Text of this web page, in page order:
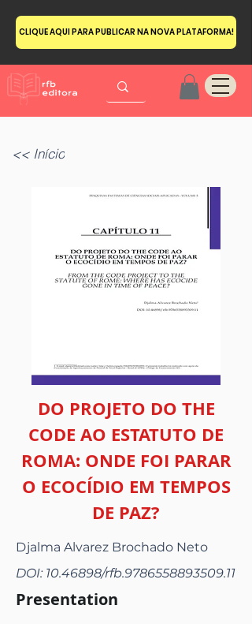
CLIQUE AQUI PARA PUBLICAR NA NOVA PLATAFORMA!
<< Início
DO PROJETO DO THE
CODE AO ESTATUTO DE
ROMA: ONDE FOI PARAR
O ECOCÍDIO EM TEMPOS
DE PAZ?
Djalma Alvarez Brochado Neto
DOI: 10.46898/rfb.9786558893509.11
Presentation